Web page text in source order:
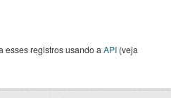
esses registros usando a API (veja